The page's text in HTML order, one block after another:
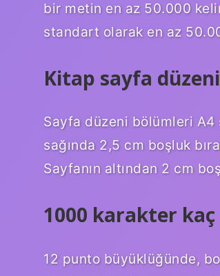
bir metin en az 50.000
standart olarak en az
Kitap sayfa düzeni
Sayfa düzeni bölümleri A4
sağında 2,5 cm boşluk
Sayfanın altından 2 cm
1000 karakter kaç
12 punto büyüklüğünde,